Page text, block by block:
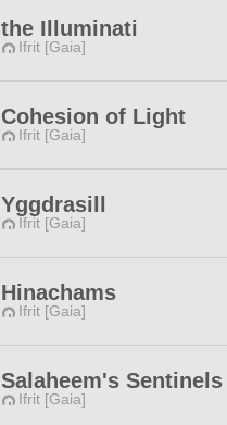
the Illuminati
Ifrit [Gaia]
Cohesion of Light
Ifrit [Gaia]
Yggdrasill
Ifrit [Gaia]
Hinachams
Ifrit [Gaia]
Salaheem's Sentinels
Ifrit [Gaia]